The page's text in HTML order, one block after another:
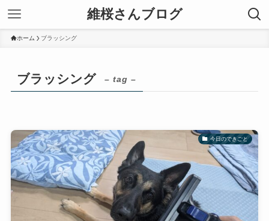
維桜さんブログ
ホーム ブラッシング
ブラッシング – tag –
今日のできごと